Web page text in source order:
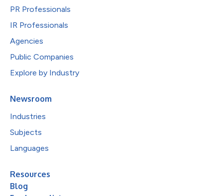
PR Professionals
IR Professionals
Agencies
Public Companies
Explore by Industry
Newsroom
Industries
Subjects
Languages
Resources
Blog